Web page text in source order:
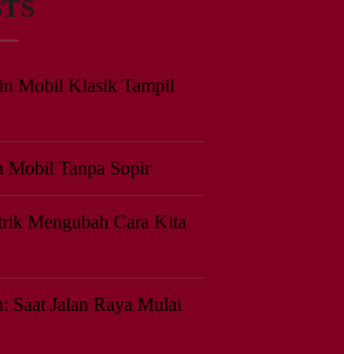
Mobil Klasik Tampil
Mobil Tanpa Sopir
Mengubah Cara Kita
Saat Jalan Raya Mulai